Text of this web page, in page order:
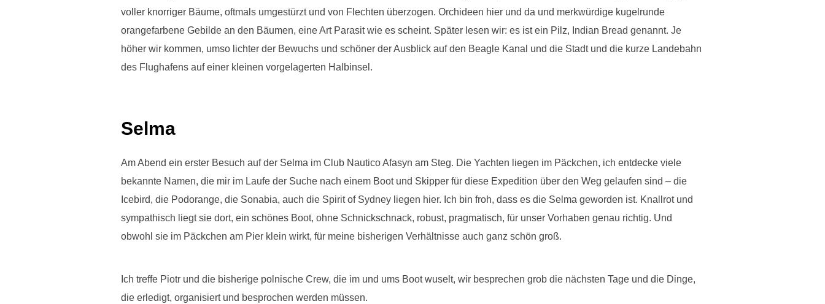
voller knorriger Bäume, oftmals umgestürzt und von Flechten überzogen. Orchideen hier und da und merkwürdige kugelrunde
orangefarbene Gebilde an den Bäumen, eine Art Parasit wie es scheint. Später lesen wir: es ist ein Pilz, Indian Bread genannt. Je
höher wir kommen, umso lichter der Bewuchs und schöner der Ausblick auf den Beagle Kanal und die Stadt und die kurze Landebahn
des Flughafens auf einer kleinen vorgelagerten Halbinsel.
Selma
Am Abend ein erster Besuch auf der Selma im Club Nautico Afasyn am Steg. Die Yachten liegen im Päckchen, ich entdecke viele
bekannte Namen, die mir im Laufe der Suche nach einem Boot und Skipper für diese Expedition über den Weg gelaufen sind – die
Icebird, die Podorange, die Sonabia, auch die Spirit of Sydney liegen hier. Ich bin froh, dass es die Selma geworden ist. Knallrot und
sympathisch liegt sie dort, ein schönes Boot, ohne Schnickschnack, robust, pragmatisch, für unser Vorhaben genau richtig. Und
obwohl sie im Päckchen am Pier klein wirkt, für meine bisherigen Verhältnisse auch ganz schön groß.
Ich treffe Piotr und die bisherige polnische Crew, die im und ums Boot wuselt, wir besprechen grob die nächsten Tage und die Dinge,
die erledigt, organisiert und besprochen werden müssen.